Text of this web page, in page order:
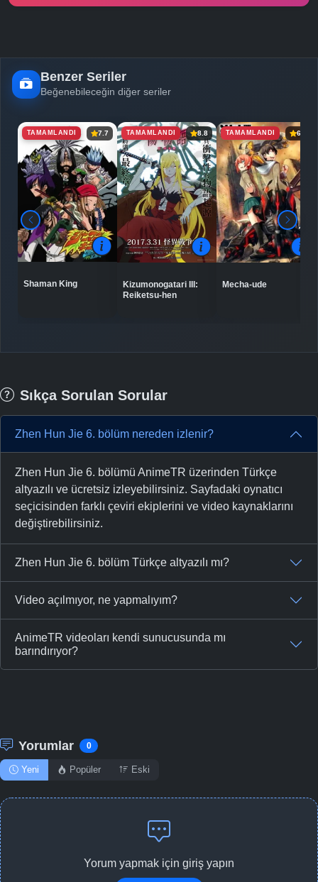
Benzer Seriler
Beğenebileceğin diğer seriler
TAMAMLANDI 7.7
Shaman King
TAMAMLANDI 8.8
Kizumonogatari III:
Reiketsu-hen
TAMAMLANDI 6.8
Mecha-ude
Sıkça Sorulan Sorular
Zhen Hun Jie 6. bölüm nereden izlenir?
Zhen Hun Jie 6. bölümü AnimeTR üzerinden Türkçe
altyazılı ve ücretsiz izleyebilirsiniz. Sayfadaki oynatıcı
seçicisinden farklı çeviri ekiplerini ve video kaynaklarını
değiştirebilirsiniz.
Zhen Hun Jie 6. bölüm Türkçe altyazılı mı?
Video açılmıyor, ne yapmalıyım?
AnimeTR videoları kendi sunucusunda mı
barındırıyor?
Yorumlar 0
Yeni Popüler Eski
Yorum yapmak için giriş yapın